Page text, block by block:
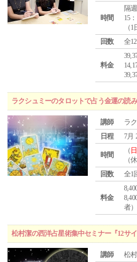
時間
隔
15
（
回数
全
料金
ラクシュミーのタロットで占う金運の読
講師
ラ
日程
7月
時間
（ 日
（
回数
全1
料金
者）
松村潔の西洋占星術集中セミナー『12サイ
講師
松